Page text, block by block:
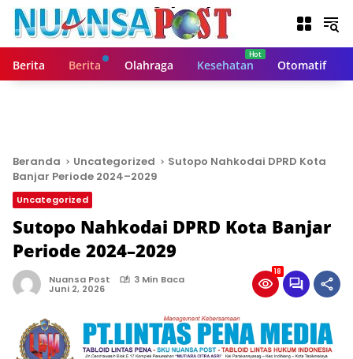
Berita Berita Olahraga Kesehatan Otomatif
Beranda Uncategorized
Sutopo Nahkodai DPRD Kota
Banjar Periode 2024–2029
Uncategorized
Sutopo Nahkodai DPRD Kota Banjar
Periode 2024–2029
Nuansa Post 3 Min Baca
Juni 2, 2026
18